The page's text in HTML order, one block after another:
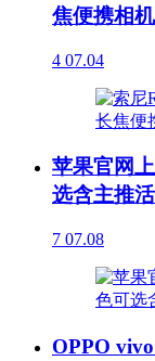
焦便携相
4 07.04
苹果官网
选含主推
7 07.08
OPPO